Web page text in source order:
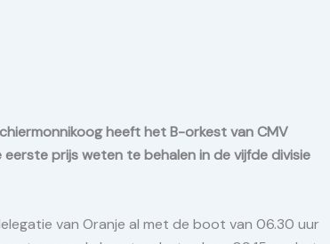
heeft het B-orkest van CMV
prijs weten te behalen in de vijfde divisie
van Oranje al met de boot van 06.30 uur